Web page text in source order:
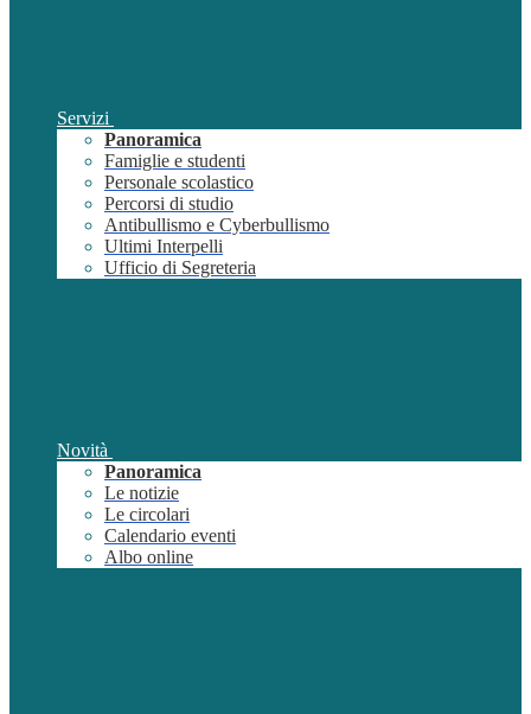
Servizi
Panoramica
Famiglie e studenti
Personale scolastico
Percorsi di studio
Antibullismo e Cyberbullismo
Ultimi Interpelli
Ufficio di Segreteria
Novità
Panoramica
Le notizie
Le circolari
Calendario eventi
Albo online